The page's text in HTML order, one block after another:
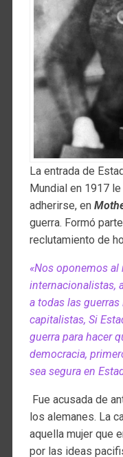
La entrada de
Mundial en 1917
adherirse, en
guerra. Formó
reclutamiento de
«Nos oponemos
internacionalistas,
a todas las
capitalistas, Si
guerra para hacer
democracia,
sea segura en
Fue acusada de
los alemanes. La
aquella mujer que
por las ideas